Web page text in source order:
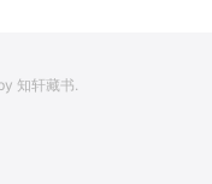
知轩藏书.